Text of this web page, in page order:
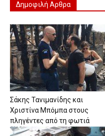
Δημοφιλή Αρθρα
Σάκης Τανιμανίδης και
Χριστίνα Μπόμπα στους
πληγέντες από τη φωτιά